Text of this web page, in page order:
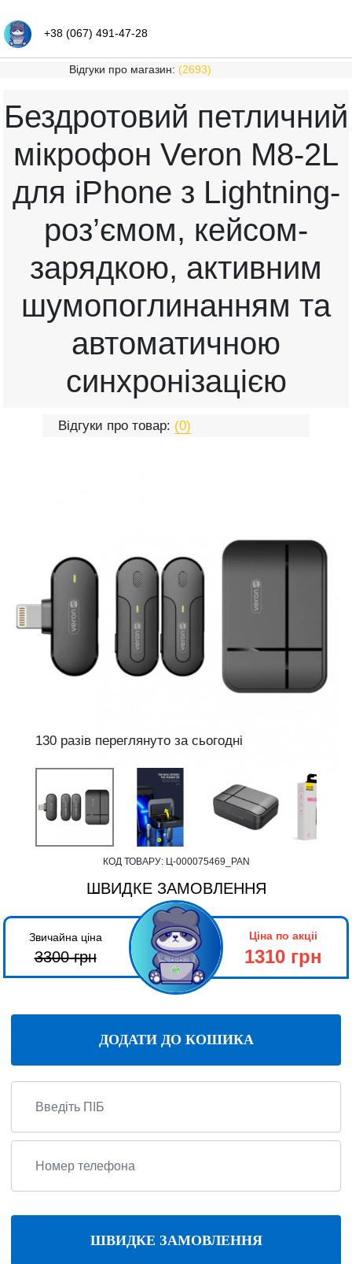
+38 (067) 491-47-28
Відгуки про магазин: (2693)
Бездротовий петличний
мікрофон Veron M8-2L
для iPhone з Lightning-
роз’ємом, кейсом-
зарядкою, активним
шумопоглинанням та
автоматичною
синхронізацією
Відгуки про товар: (0)
130 разів переглянуто за сьогодні
КОД ТОВАРУ: Ц-000075469_PAN
ШВИДКЕ ЗАМОВЛЕННЯ
Звичайна ціна
3300грн
Ціна по акціі
1310 грн
ДОДАТИ ДО КОШИКА
ШВИДКЕ ЗАМОВЛЕННЯ